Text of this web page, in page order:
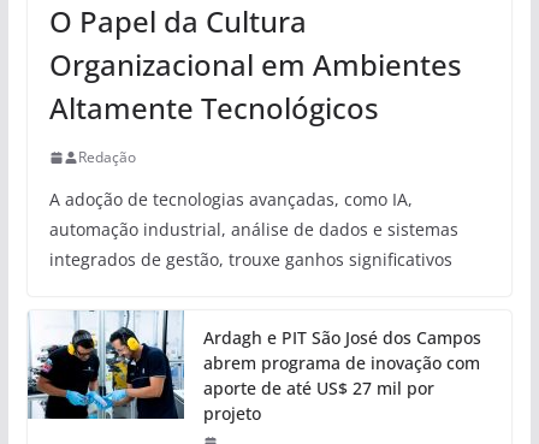
O Papel da Cultura
Organizacional em Ambientes
Altamente Tecnológicos
Redação
A adoção de tecnologias avançadas, como IA,
automação industrial, análise de dados e sistemas
integrados de gestão, trouxe ganhos significativos
Ardagh e PIT São José dos Campos
abrem programa de inovação com
aporte de até US$ 27 mil por
projeto